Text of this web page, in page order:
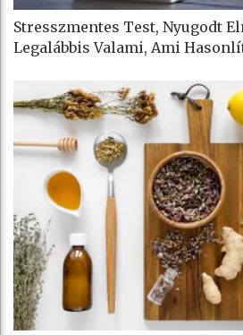
Stresszmentes Test, Nyugodt
Legalábbis Valami, Ami